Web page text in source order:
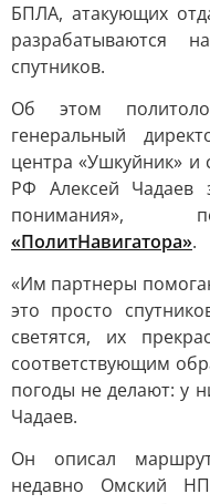
БПЛА, атакующих
разрабатываются
спутников.
Об этом
генеральный
центра «Ушкуйник» и
РФ Алексей Чадаев
понимания»,
«ПолитНавигатора».
«Им партнеры
это просто
светятся, их
соответствующим
погоды не делают: у
Чадаев.
Он описал
недавно Омский